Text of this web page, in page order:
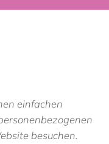
einfachen
besuchen.